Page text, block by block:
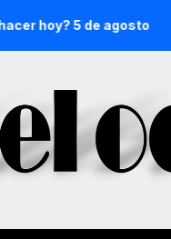
hoy? 5 de agosto